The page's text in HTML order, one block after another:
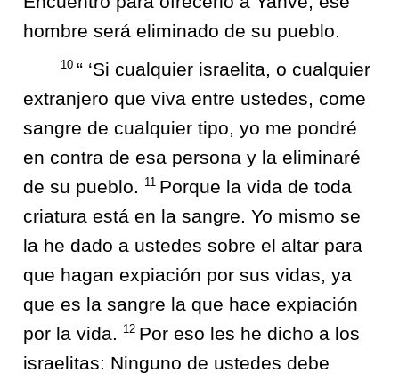
hombre será eliminado de su pueblo.
10 “ ‘Si cualquier israelita, o cualquier
extranjero que viva entre ustedes, come
sangre de cualquier tipo, yo me pondré
en contra de esa persona y la eliminaré
de su pueblo.
11 Porque la vida de toda
criatura está en la sangre. Yo mismo se
la he dado a ustedes sobre el altar para
que hagan expiación por sus vidas, ya
que es la sangre la que hace expiación
por la vida.
12 Por eso les he dicho a los
israelitas: Ninguno de ustedes debe